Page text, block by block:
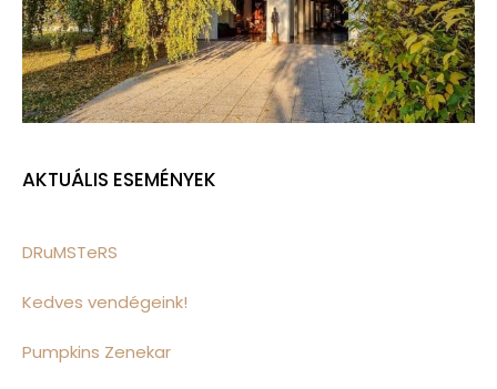
AKTUÁLIS ESEMÉNYEK
DRuMSTeRS
Kedves vendégeink!
Pumpkins Zenekar